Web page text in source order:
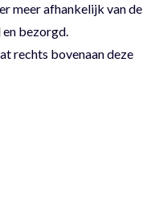
meer afhankelijk van de
bezorgd.
rechts bovenaan deze